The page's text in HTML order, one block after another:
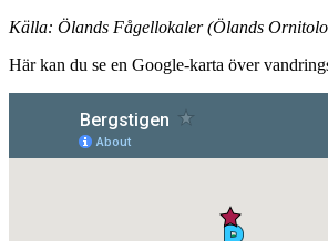
Källa: Ölands Fågellokaler (Ölands
Här kan du se en Google-karta över